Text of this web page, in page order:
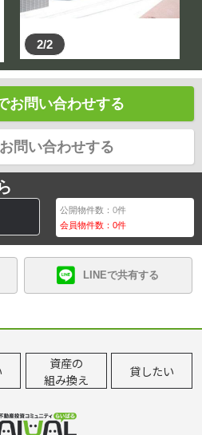
2/2
お問い合わせする
問い合わせする
公開物件数：0件
会員物件数：0件
LINEで共有する
資産の
組み換え
貸したい